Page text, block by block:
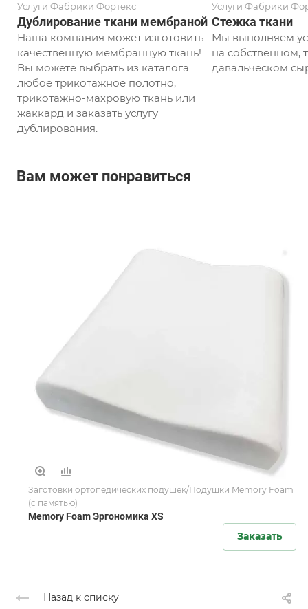
Услуги Фабрики Фортекс
Дублирование ткани мембраной
Наша компания может изготовить
качественную мембранную ткань!
Вы можете выбрать из каталога
любое трикотажное полотно,
трикотажно-махровую ткань или
жаккард и заказать услугу
дублирования.
Услуги Фабрики
Стежка ткани
Мы выполняем
на собственном,
давальческом
Вам может понравиться
Заготовки ортопедических подушек/Подушки Memory Foam
(с памятью)
Memory Foam Эргономика XS
Заказать
Назад к списку